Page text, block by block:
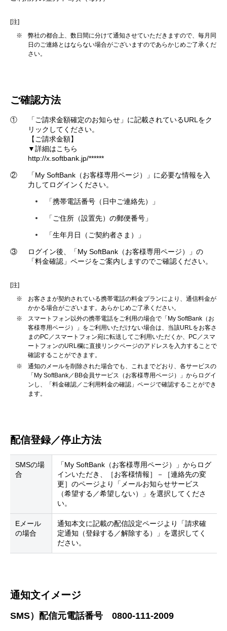
[注]
※
弊社の都合上、数日間に分けて通知させていただきますので、毎月同
日のご連絡とはならない場合がございますのであらかじめご了承くだ
さい。
ご確認方法
①
「ご請求金額確定のお知らせ」に記載されているURLをク
リックしてください。
【ご請求金額】
▼詳細はこちら
http://x.softbank.jp/******
②
「My SoftBank（お客様専用ページ）」に必要な情報を入
力してログインください。
「携帯電話番号（日中ご連絡先）」
「ご住所（設置先）の郵便番号」
「生年月日（ご契約者さま）」
③
ログイン後、「My SoftBank（お客様専用ページ）」の
「料金確認」ページをご案内しますのでご確認ください。
[注]
※
お客さまが契約されている携帯電話の料金プランにより、通信料金が
かかる場合がございます。あらかじめご了承ください。
※
スマートフォン以外の携帯電話をご利用の場合で「My SoftBank（お
客様専用ページ）」をご利用いただけない場合は、当該URLをお客さ
まのPC／スマートフォン宛に転送してご利用いただくか、PC／スマ
ートフォンのURL欄に直接リンクページのアドレスを入力することで
確認することができます。
※
通知のメールを削除された場合でも、これまでどおり、各サービスの
「My SoftBank／BB会員サービス（お客様専用ページ）」からログイ
ンし、「料金確認／ご利用料金の確認」ページで確認することができ
ます。
配信登録／停止方法
SMSの場
合
「My SoftBank（お客様専用ページ）」からログ
インいただき、［お客様情報］－［連絡先の変
更］のページより「メールお知らせサービス
（希望する／希望しない）」を選択してくださ
い。
Eメール
の場合
通知本文に記載の配信設定ページより「請求確
定通知（登録する／解除する）」を選択してく
ださい。
通知文イメージ
SMS）配信元電話番号 0800-111-2009